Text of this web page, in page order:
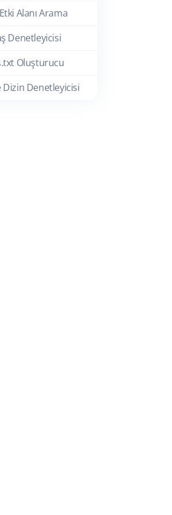
Alanı Arama
Denetleyicisi
Oluşturucu
Dizin Denetleyicisi